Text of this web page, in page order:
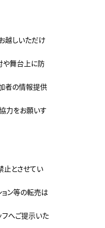
越しいただけ
や舞台上に防
者の情報提供
力をお願いす
止とさせてい
ン等の転売は
へご提示いた